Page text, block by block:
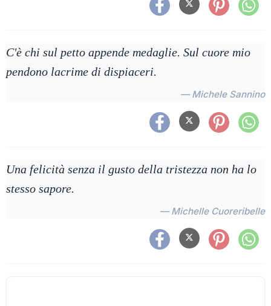
C'è chi sul petto appende medaglie. Sul cuore mio
pendono lacrime di dispiaceri.
— Michele Sannino
Una felicità senza il gusto della tristezza non ha lo
stesso sapore.
— Michelle Cuoreribelle